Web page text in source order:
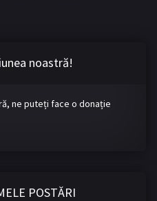
noastră!
ne puteți face o donație
POSTĂRI